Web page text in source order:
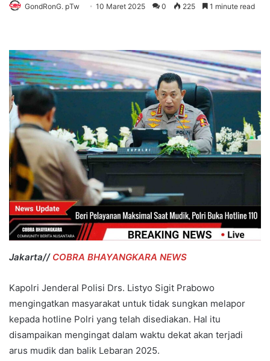
GondRonG. pTw 10 Maret 2025 0 225 1 minute read
Jakarta// COBRA BHAYANGKARA NEWS
Kapolri Jenderal Polisi Drs. Listyo Sigit Prabowo
mengingatkan masyarakat untuk tidak sungkan melapor
kepada hotline Polri yang telah disediakan. Hal itu
disampaikan mengingat dalam waktu dekat akan terjadi
arus mudik dan balik Lebaran 2025.